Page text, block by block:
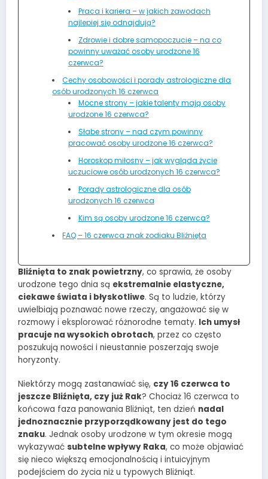
Praca i kariera – w jakich zawodach
najlepiej się odnajdują?
Zdrowie i dobre samopoczucie – na co
powinny uważać osoby urodzone 16
czerwca?
Cechy osobowości i porady astrologiczne dla
osób urodzonych 16 czerwca
Mocne strony – jakie talenty mają osoby
urodzone 16 czerwca?
Słabe strony – nad czym powinny
pracować osoby urodzone 16 czerwca?
Horoskop miłosny – jak wygląda życie
uczuciowe osób urodzonych 16 czerwca?
Porady astrologiczne dla osób
urodzonych 16 czerwca
Kim są osoby urodzone 16 czerwca?
FAQ – 16 czerwca znak zodiaku Bliźnięta
Bliźnięta to znak powietrzny, co sprawia, że osoby
urodzone tego dnia są ekstremalnie elastyczne,
ciekawe świata i błyskotliwe. Są to ludzie, którzy
uwielbiają poznawać nowe rzeczy, angażować się w
rozmowy i eksplorować różnorodne tematy. Ich umysł
pracuje na wysokich obrotach, przez co często
poszukują nowości i nieustannie poszerzają swoje
horyzonty.
Niektórzy mogą zastanawiać się, czy 16 czerwca to
jeszcze Bliźnięta, czy już Rak? Chociaż 16 czerwca to
końcowa faza panowania Bliźniąt, ten dzień nadal
jednoznacznie przyporządkowany jest do tego
znaku. Jednak osoby urodzone w tym okresie mogą
wykazywać subtelne wpływy Raka, co może objawiać
się nieco większą emocjonalnością i intuicyjnym
podejściem do życia niż u typowych Bliźniąt.